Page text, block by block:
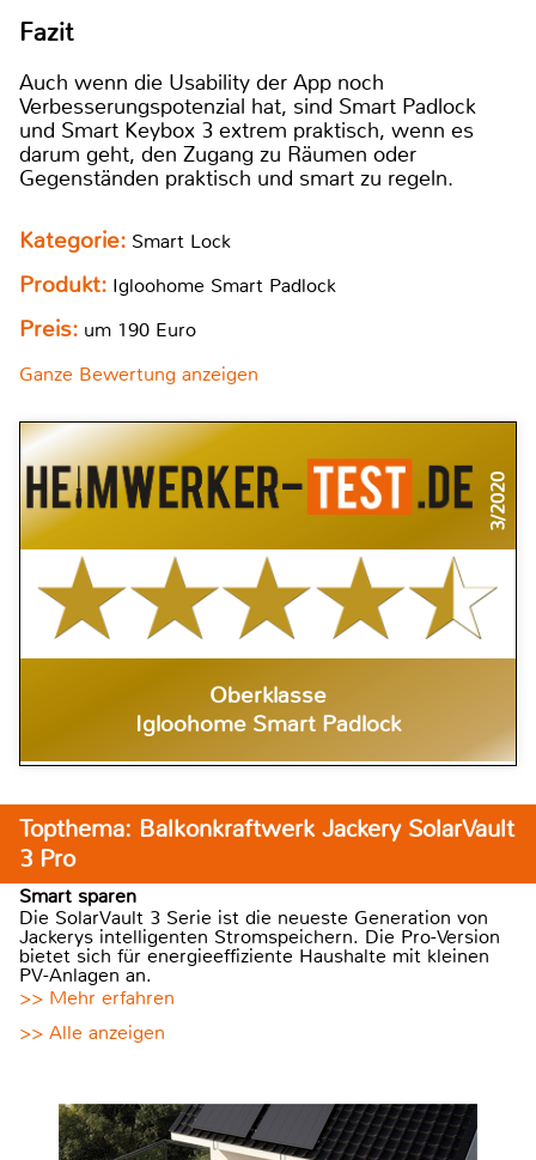
Fazit
Auch wenn die Usability der App noch
Verbesserungspotenzial hat, sind Smart Padlock
und Smart Keybox 3 extrem praktisch, wenn es
darum geht, den Zugang zu Räumen oder
Gegenständen praktisch und smart zu regeln.
Kategorie: Smart Lock
Produkt: Igloohome Smart Padlock
Preis: um 190 Euro
Ganze Bewertung anzeigen
3/2020
Oberklasse
Igloohome Smart Padlock
Topthema: Balkonkraftwerk Jackery SolarVault
3 Pro
Smart sparen
Die SolarVault 3 Serie ist die neueste Generation von
Jackerys intelligenten Stromspeichern. Die Pro-Version
bietet sich für energieeffiziente Haushalte mit kleinen
PV-Anlagen an.
>> Mehr erfahren
>> Alle anzeigen